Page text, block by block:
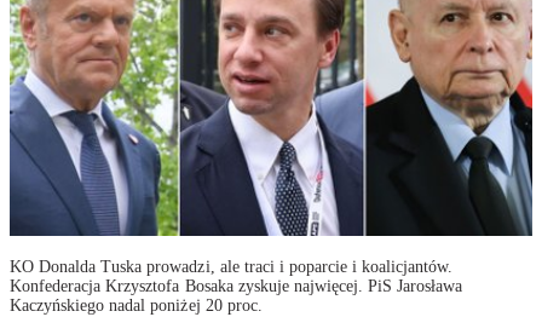
KO Donalda Tuska prowadzi, ale traci i poparcie i koalicjantów.
Konfederacja Krzysztofa Bosaka zyskuje najwięcej. PiS Jarosława
Kaczyńskiego nadal poniżej 20 proc.